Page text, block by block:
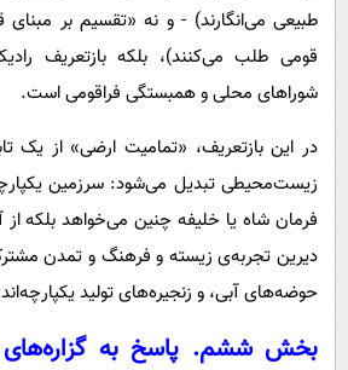
طبیعی می‌انگارند) - و نه «تقسیم بر
قومی طلب می‌کنند)، بلکه بازتعریف
شوراهای محلی و همبستگی فراقومی است.
در این بازتعریف، «تمامیت ارضی» از یک
زیست‌محیطی تبدیل می‌شود: سرزمین
فرمان شاه یا خلیفه چنین می‌خواهد بلکه از
دیرین تجربه‌ی زیسته و فرهنگ و تمدن
حوضه‌های آبی، و زنجیره‌های تولید